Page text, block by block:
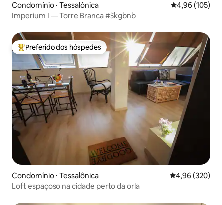
Condomínio ⋅ Tessalônica 4,96 de uma
4,96 (105)
Imperium I — Torre Branca #Skgbnb
Entre os melhores preferidos dos hóspedes
Preferido dos hóspedes
Condomínio ⋅ Tessalônica 4,96 de uma
4,96 (320)
Loft espaçoso na cidade perto da orla